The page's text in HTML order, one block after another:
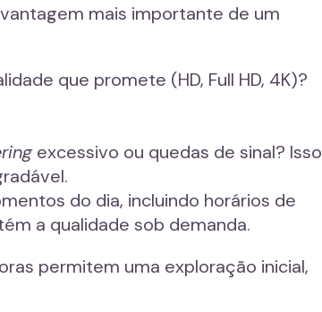
mais importante de um
que promete (HD, Full HD, 4K)?
excessivo ou quedas de sinal? Isso
do dia, incluindo horários de
a qualidade sob demanda.
permitem uma exploração inicial,